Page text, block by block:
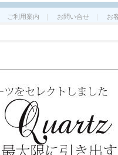
ご利用案内 ｜ お問い合せ ｜ お